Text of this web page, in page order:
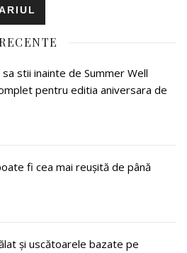
stii inainte de Summer Well
pentru editia aniversara de
fi cea mai reușită de până
și uscătoarele bazate pe